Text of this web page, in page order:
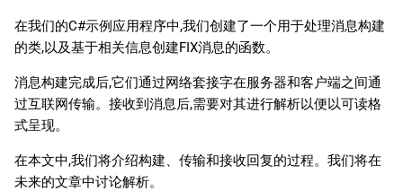
在我们的C#示例应用程序中,我们创建了一个用于处理消息构建
的类,以及基于相关信息创建FIX消息的函数。
消息构建完成后,它们通过网络套接字在服务器和客户端之间通
过互联网传输。接收到消息后,需要对其进行解析以便以可读格
式呈现。
在本文中,我们将介绍构建、传输和接收回复的过程。我们将在
未来的文章中讨论解析。